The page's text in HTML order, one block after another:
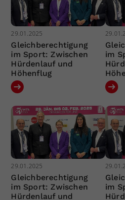
29.01.2025
Gleichberechtigung
im Sport: Zwischen
Hürdenlauf und
Höhenflug
im
29.01.2025
Gleichberechtigung
im Sport: Zwischen
Hürdenlauf und
im